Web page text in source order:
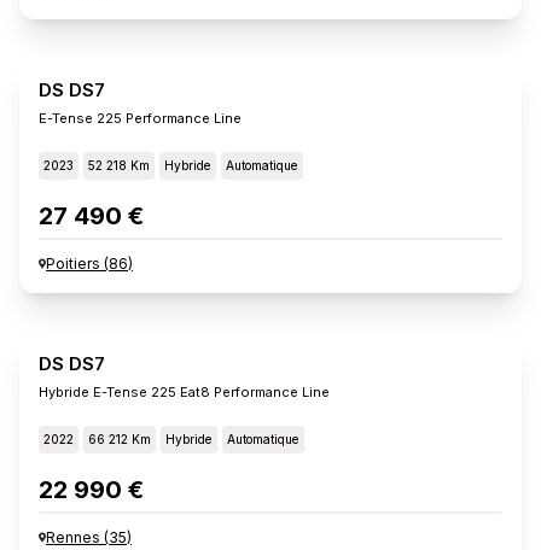
DS DS7
E-Tense 225 Performance Line
2023 52 218 Km Hybride Automatique
27 490 €
Poitiers (86)
DS DS7
Hybride E-Tense 225 Eat8 Performance Line
2022 66 212 Km Hybride Automatique
22 990 €
Rennes (35)